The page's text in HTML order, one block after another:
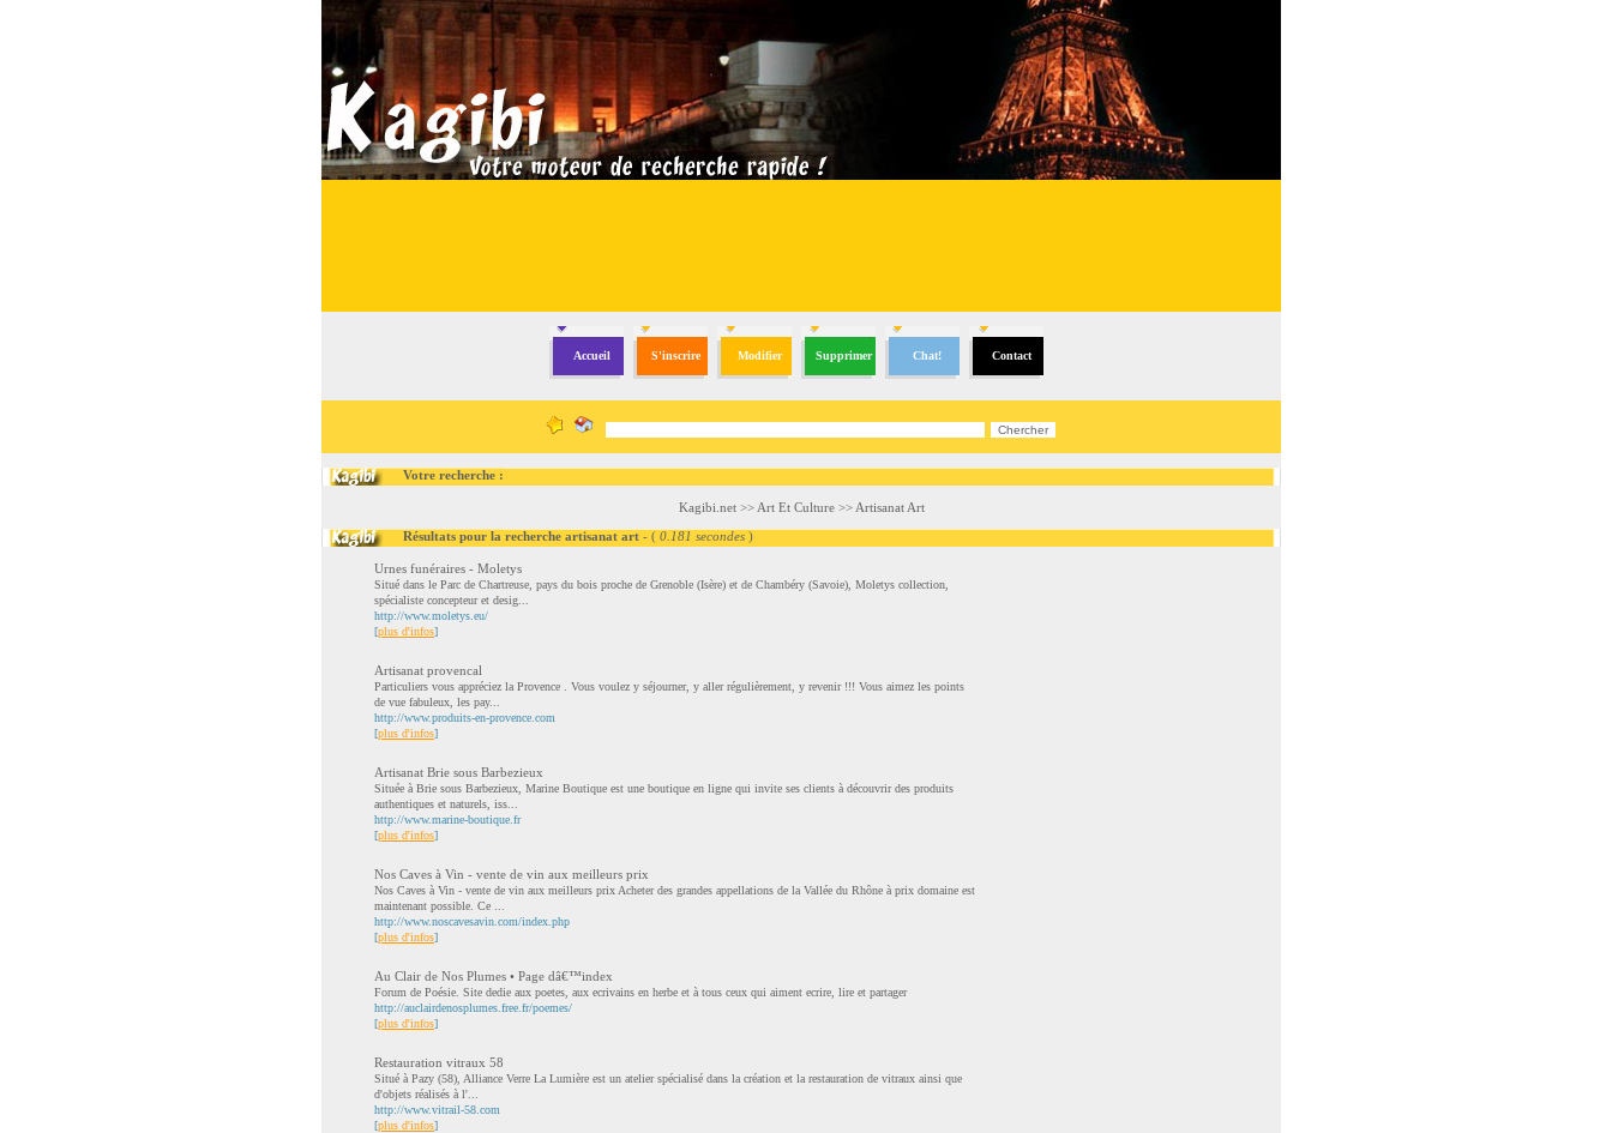
Accueil S'inscrire Modifier Supprimer Chat! Contact
Votre recherche :
Kagibi.net>> Art Et Culture>> Artisanat Art
Résultats pour la recherche artisanat art - ( 0.181 secondes )
Urnes funéraires - Moletys
Situé dans le Parc de Chartreuse, pays du bois proche de Grenoble (Isère) et de Chambéry (Savoie), Moletys collection,
spécialiste concepteur et desig...
http://www.moletys.eu/
[plus d'infos]
Artisanat provencal
Particuliers vous appréciez la Provence . Vous voulez y séjourner, y aller régulièrement, y revenir !!! Vous aimez les points
de vue fabuleux, les pay...
http://www.produits-en-provence.com
[plus d'infos]
Artisanat Brie sous Barbezieux
Située à Brie sous Barbezieux, Marine Boutique est une boutique en ligne qui invite ses clients à découvrir des produits
authentiques et naturels, iss...
http://www.marine-boutique.fr
[plus d'infos]
Nos Caves à Vin - vente de vin aux meilleurs prix
Nos Caves à Vin - vente de vin aux meilleurs prix Acheter des grandes appellations de la Vallée du Rhône à prix domaine est
maintenant possible. Ce ...
http://www.noscavesavin.com/index.php
[plus d'infos]
Au Clair de Nos Plumes • Page dâ€™index
Forum de Poésie. Site dedie aux poetes, aux ecrivains en herbe et à tous ceux qui aiment ecrire, lire et partager
http://auclairdenosplumes.free.fr/poemes/
[plus d'infos]
Restauration vitraux 58
Situé à Pazy (58), Alliance Verre La Lumière est un atelier spécialisé dans la création et la restauration de vitraux ainsi que
d'objets réalisés à l'...
http://www.vitrail-58.com
[plus d'infos]